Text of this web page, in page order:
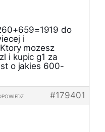
do
i
mozesz
i kupic g1 za
o jakies 600-
#179401